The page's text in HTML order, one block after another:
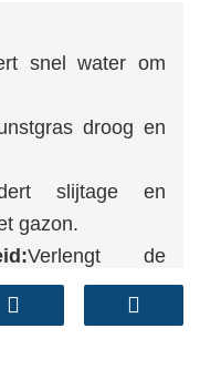
snel water om
droog en
slijtage en
gazon.
Verlengt de
in gebieden met